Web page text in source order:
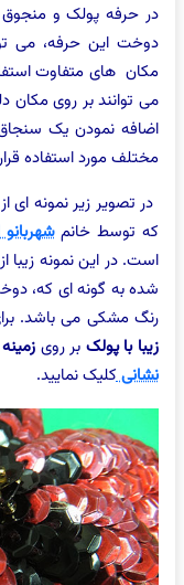
در حرفه پولک و منجوق
دوخت این حرفه، می
مکان های متفاوت
می توانند بر روی مکان
اضافه نمودن یک
مختلف مورد استفاده
در تصویر زیر نمونه
که توسط خانم
است. در این نمونه
شده به گونه ای که،
رنگ مشکی می باشد.
زیبا با پولک بر روی
نشانیکلیک نمایید.